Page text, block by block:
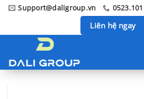
ChuyểnSupport@daligroup.vn
Liên hệ ngay